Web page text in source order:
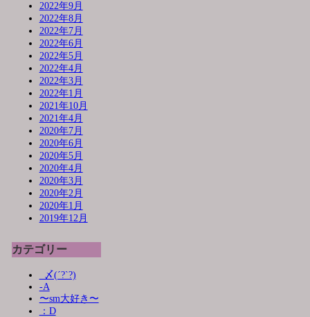
2022年9月
2022年8月
2022年7月
2022年6月
2022年5月
2022年4月
2022年3月
2022年1月
2021年10月
2021年4月
2020年7月
2020年6月
2020年5月
2020年4月
2020年3月
2020年2月
2020年1月
2019年12月
カテゴリー
_〆(´?`?)
-A
〜sm大好き〜
：D